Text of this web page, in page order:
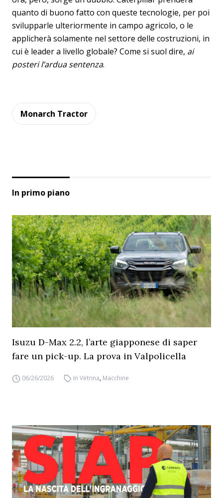
quanto di buono fatto con queste tecnologie, per poi
svilupparle ulteriormente in campo agricolo, o le
applicherà solamente nel settore delle costruzioni, in
cui è leader a livello globale? Come si suol dire, ai
posteri l’ardua sentenza.
Monarch Tractor
In primo piano
Isuzu D-Max 2.2, l’arte giapponese di saper
fare un pick-up. La prova in Valpolicella
06/26/2026 In Vetrina, Macchine